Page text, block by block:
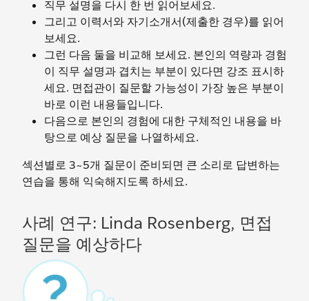
직무 설명을 다시 한 번 읽어보세요.
그리고 이력서와 자기소개서(제출한 경우)를 읽어
보세요.
그런 다음 둘을 비교해 보세요. 본인의 역량과 경험
이 직무 설명과 겹치는 부분이 있다면 강조 표시하
세요. 면접관이 질문할 가능성이 가장 높은 부분이
바로 이런 내용들입니다.
다음으로 본인의 경험에 대한 구체적인 내용을 바
탕으로 예상 질문을 나열하세요.
섹션별로 3~5개 질문이 준비되면 큰 소리로 답변하는
연습을 통해 익숙해지도록 하세요.
사례 연구: Linda Rosenberg, 면접
질문을 예상하다